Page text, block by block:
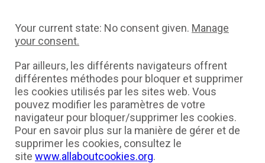
Your current state: No consent given. Manage
your consent.
Par ailleurs, les différents navigateurs offrent
différentes méthodes pour bloquer et supprimer
les cookies utilisés par les sites web. Vous
pouvez modifier les paramètres de votre
navigateur pour bloquer/supprimer les cookies.
Pour en savoir plus sur la manière de gérer et de
supprimer les cookies, consultez le
site www.allaboutcookies.org.